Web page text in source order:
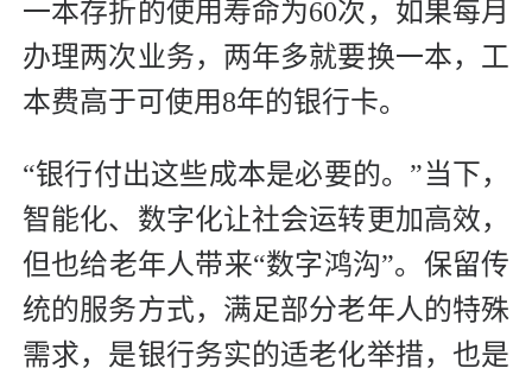
一本存折的使用寿命为60次，如果每月
办理两次业务，两年多就要换一本，工
本费高于可使用8年的银行卡。
“银行付出这些成本是必要的。”当下，
智能化、数字化让社会运转更加高效，
但也给老年人带来“数字鸿沟”。保留传
统的服务方式，满足部分老年人的特殊
需求，是银行务实的适老化举措，也是